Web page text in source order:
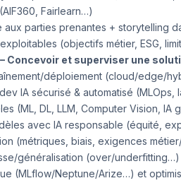
Fairlearn…)
aux parties prenantes + storytelling
(objectifs métier, ESG,
– Concevoir et superviser une
déploiement (cloud/edge/
IA sécurisé & automatisé (MLOps,
(ML, DL, LLM, Computer Vision, IA
avec IA responsable (équité,
(métriques, biais, exigences
généralisation (over/underfitting…)
(MLflow/Neptune/Arize…) et